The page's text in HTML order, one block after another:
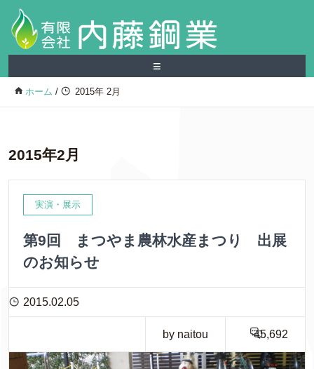
≡
ホーム / 2015年 2月
2015年2月
実演・展示
第9回 まつやま農林水産まつり 出展
のお知らせ
2015.02.05
by naitou 45,692